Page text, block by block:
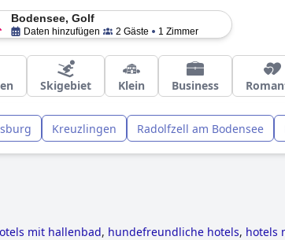
Bodensee, Golf
Daten hinzufügen 2 Gäste 1 Zimmer
Skigebiet Klein Business
Kreuzlingen Radolfzell am Bodensee
mit hallenbad, hundefreundliche hotels, hotels